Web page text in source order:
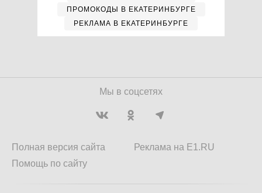
ПРОМОКОДЫ В ЕКАТЕРИНБУРГЕ
РЕКЛАМА В ЕКАТЕРИНБУРГЕ
Мы в соцсетях
Полная версия сайта
Помощь по сайту
Реклама на E1.RU